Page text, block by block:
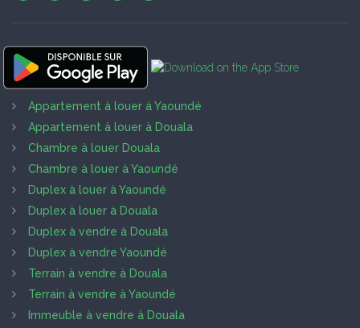
Appartement à louer à Yaoundé
Appartement à louer à Douala
Chambre à louer Douala
Chambre à louer à Yaoundé
Duplex à louer à Yaoundé
Duplex à louer à Douala
Duplex à vendre à Douala
Duplex à vendre Yaoundé
Terrain à vendre à Douala
Terrain à vendre à Yaoundé
Immeuble à vendre à Douala